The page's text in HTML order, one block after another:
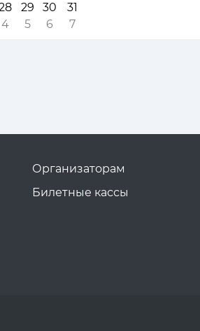
29 30
31
4 5 6 7
Организаторам
Билетные кассы